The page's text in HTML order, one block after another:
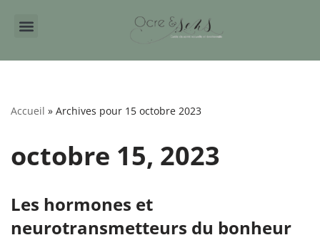
Accueil » Archives pour 15 octobre 2023
octobre 15, 2023
Les hormones et
neurotransmetteurs du bonheur